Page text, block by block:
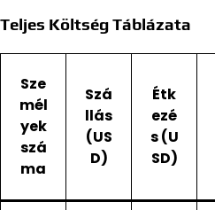
Teljes Költség Táblázata
Sze
mél
yek
szá
ma
Szá
llás
(US
D)
Étk
ezé
s (U
SD)